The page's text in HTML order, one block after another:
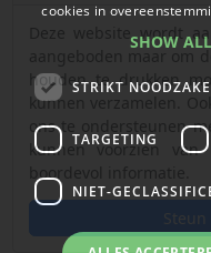
Deze website wordt
aangeboden maar om
houden te drukken
kunnen verzamelen.
ons te ondersteunen
kunnen voorzien
boordevol informatie.
cookies in
SHOW
STRIKT
TARGETING
NIET-